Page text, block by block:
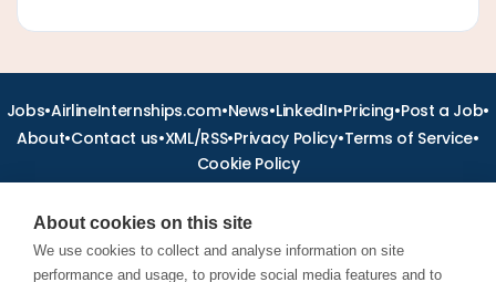
Jobs•AirlineInternships.com•News•LinkedIn•Pricing•Post a Job•
About•Contact us•XML/RSS•Privacy Policy•Terms of Service•
Cookie Policy
About cookies on this site
We use cookies to collect and analyse information on site
performance and usage, to provide social media features and to